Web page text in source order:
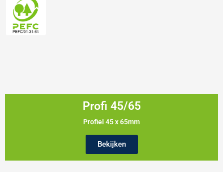
Profi 45/65
Profiel 45 x 65mm
Bekijken